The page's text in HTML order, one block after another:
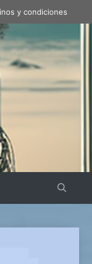
y condiciones